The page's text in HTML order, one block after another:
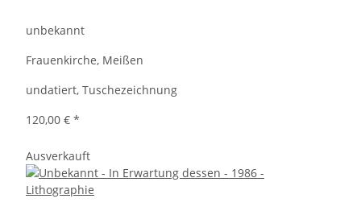
unbekannt
Frauenkirche, Meißen
undatiert, Tuschezeichnung
120,00 € *
Ausverkauft